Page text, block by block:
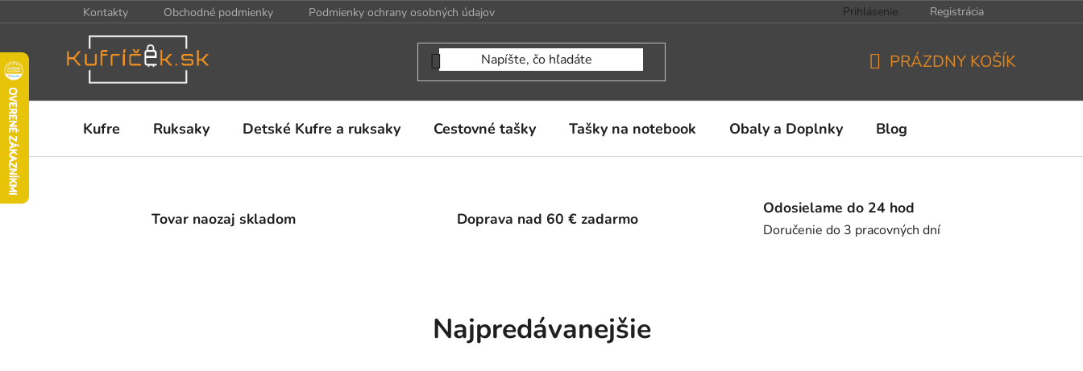
na
Kontakty Obchodné podmienky Podmienky ochrany osobných údajov Prihlásenie Registrácia
KOŠÍK
PRÁZDNY KOŠÍK
Kufre Ruksaky Detské Kufre a ruksaky Cestovné tašky Tašky na notebook Obaly a Doplnky Blog
Tovar naozaj skladom Doprava nad 60 € zadarmo
Odosielame do 24 hod
Doručenie do 3 pracovných dní
Najpredávanejšie